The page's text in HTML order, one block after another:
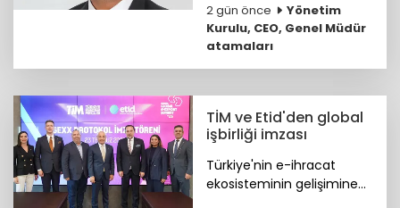
Operasyondan Sorumlu
Genel Müdür Yardımcılığı
görevine Ümit Helva
atandı.
2 gün önce
Yönetim
Kurulu, CEO, Genel Müdür
atamaları
TİM ve Etid'den global
işbirliği imzası
Türkiye'nin e-ihracat
ekosisteminin gelişimine